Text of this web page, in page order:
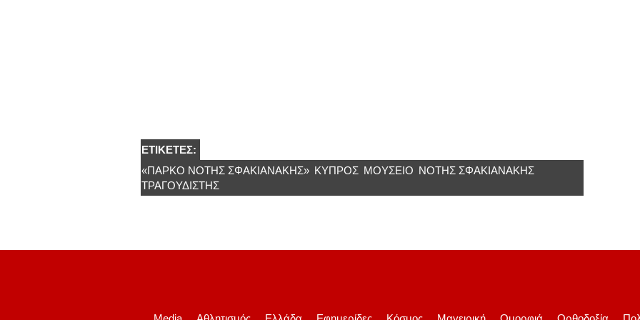
ΕΤΙΚΈΤΕΣ:
«ΠΆΡΚΟ ΝΌΤΗΣ ΣΦΑΚΙΑΝΆΚΗΣ» ΚΎΠΡΟΣ ΜΟΥΣΕΊΟ ΝΌΤΗΣ ΣΦΑΚΙΑΝΆΚΗΣ
ΤΡΑΓΟΥΔΙΣΤΗΣ